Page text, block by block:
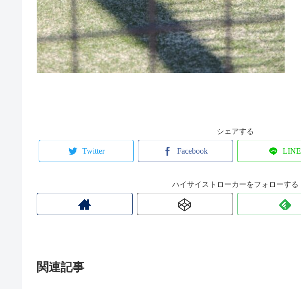
シェアする
Twitter Facebook LINE
ハイサイストローカーをフォローする
関連記事